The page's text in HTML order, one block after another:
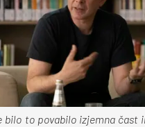
bilo to povabilo izjemna čast